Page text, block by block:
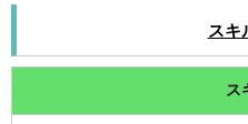
スキ
ス